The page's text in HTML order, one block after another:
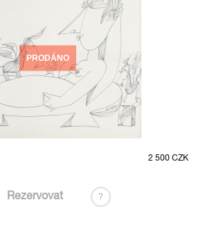
PRODÁNO
2 500 CZK
Rezervovat ?